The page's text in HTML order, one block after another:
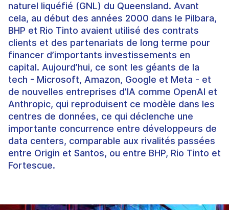
naturel liquéfié (GNL) du Queensland. Avant
cela, au début des années 2000 dans le Pilbara,
BHP et Rio Tinto avaient utilisé des contrats
clients et des partenariats de long terme pour
financer d’importants investissements en
capital. Aujourd’hui, ce sont les géants de la
tech - Microsoft, Amazon, Google et Meta - et
de nouvelles entreprises d’IA comme OpenAI et
Anthropic, qui reproduisent ce modèle dans les
centres de données, ce qui déclenche une
importante concurrence entre développeurs de
data centers, comparable aux rivalités passées
entre Origin et Santos, ou entre BHP, Rio Tinto et
Fortescue.